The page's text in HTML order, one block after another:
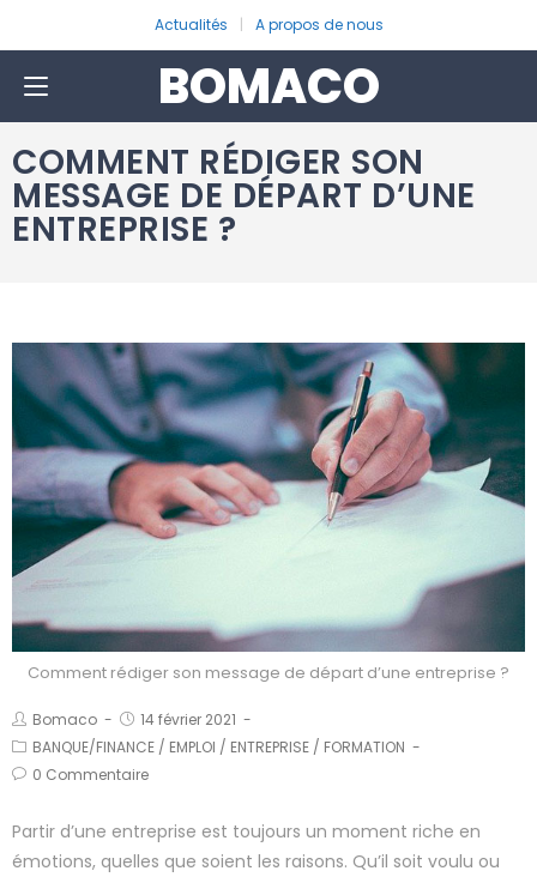
Actualités A propos de nous
BOMACO
COMMENT RÉDIGER SON
MESSAGE DE DÉPART D’UNE
ENTREPRISE ?
Comment rédiger son message de départ d’une entreprise ?
Bomaco
14 février 2021
BANQUE/FINANCE / EMPLOI / ENTREPRISE / FORMATION
0 Commentaire
Partir d’une entreprise est toujours un moment riche en
émotions, quelles que soient les raisons. Qu’il soit voulu ou